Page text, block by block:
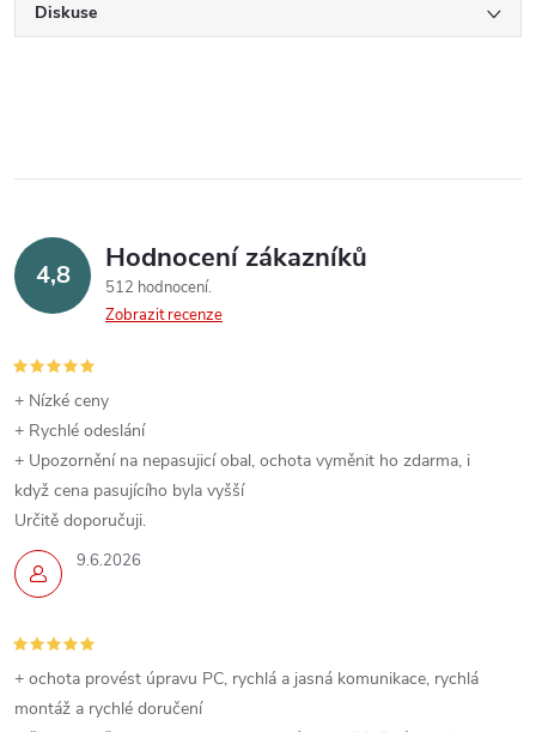
Diskuse
4,8 Hodnocení zákazníků
512 hodnocení
Zobrazit recenze
9.6.2026
+ Nízké ceny
+ Rychlé odeslání
+ Upozornění na nepasujicí obal, ochota vyměnit ho zdarma, i
když cena pasujícího byla vyšší
Určitě doporučuji.
+ ochota provést úpravu PC, rychlá a jasná komunikace, rychlá
montáž a rychlé doručení